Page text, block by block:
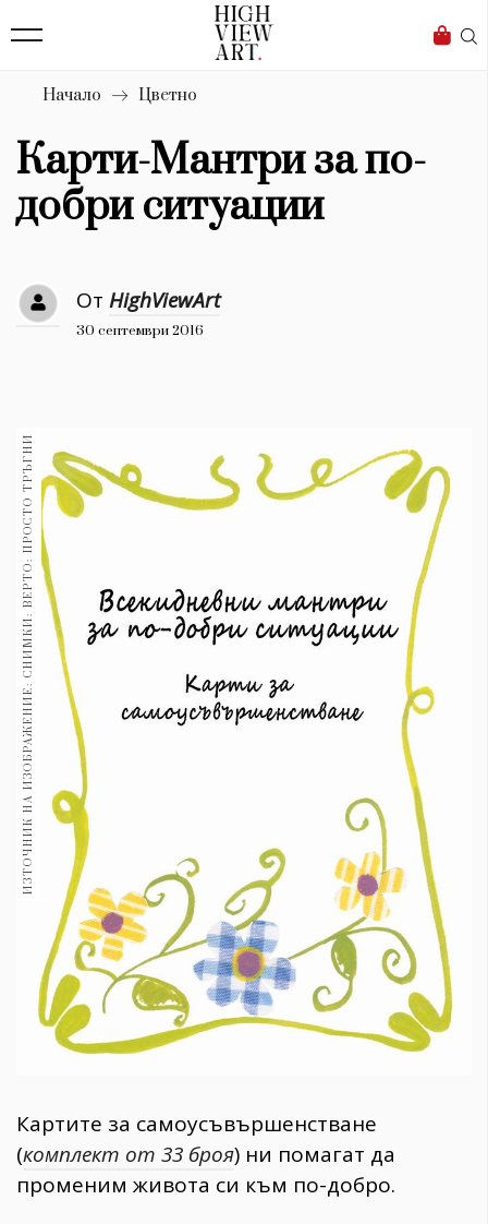
Бизнес
Мода
Dialogue
Изкуство
4340
Красота
777
Книги
30+ 1970
Гурме
Пътувай
237
Здраве
Gentlemen
382
Wellness
ПОСЛЕДВАЙТЕ
НИ
Начало Цветно
Карти-Мантри за по-
добри ситуации
От HighViewArt
30 септември 2016
ИЗТОЧНИК НА ИЗОБРАЖЕНИЕ: СНИМКИ: ВЕРТО: ПРОСТО ТРЪГНИ
Картите за самоусъвършенстване
(комплект от 33 броя) ни помагат да
променим живота си към по-добро.